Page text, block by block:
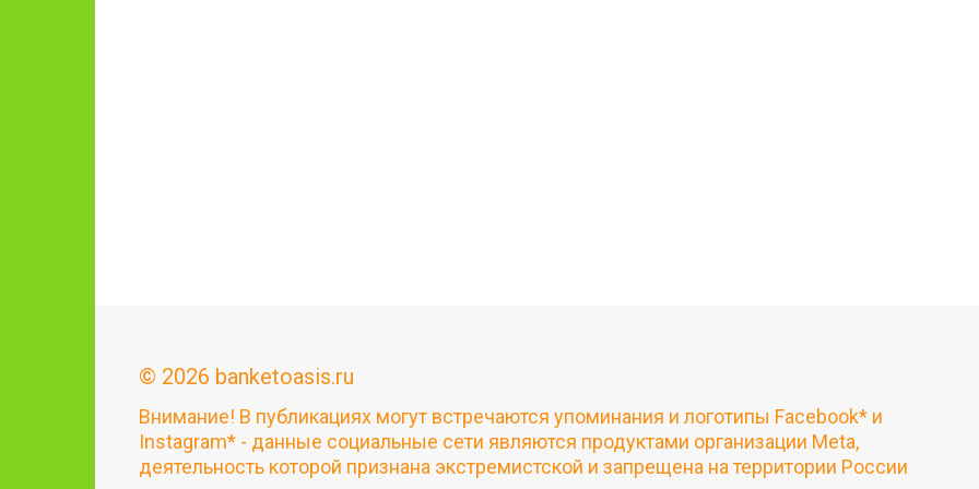
© 2026 banketoasis.ru
Внимание! В публикациях могут встречаются упоминания и логотипы Facebook* и
Instagram* - данные социальные сети являются продуктами организации Meta,
деятельность которой признана экстремистской и запрещена на территории России